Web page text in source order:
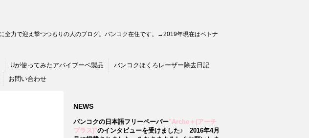
力で迎え撃つつもりの人のブログ。バンコク在住です。→2019年現在はベトナ
Uが使ってみたアバイブーベ製品
バンコクほくろレーザー除去日記
お問い合わせ
NEWS
バンコクの日本語フリーペーパー"Arche＋(アーチ
プラス)"のインタビューを受けました♪ 2016年4月